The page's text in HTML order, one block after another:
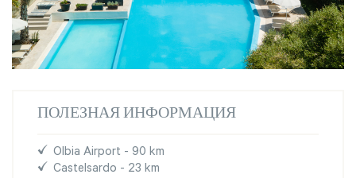
ПОЛЕЗНАЯ ИНФОРМАЦИЯ
Olbia Airport - 90 km
Castelsardo - 23 km